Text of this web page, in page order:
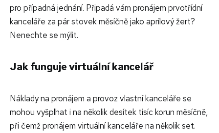
pro případná jednání. Připadá vám pronájem prvotřídní
kanceláře za pár stovek měsíčně jako aprílový žert?
Nenechte se mýlit.
Jak funguje virtuální kancelář
Náklady na pronájem a provoz vlastní kanceláře se
mohou vyšplhat i na několik desítek tisíc korun měsíčně,
při čemž pronájem virtuální kanceláře na několik set.